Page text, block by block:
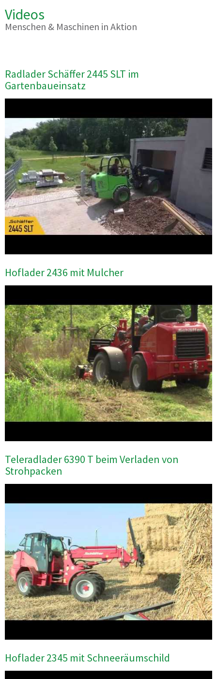
Videos
Menschen & Maschinen in Aktion
Radlader Schäffer 2445 SLT im
Gartenbaueinsatz
Hoflader 2436 mit Mulcher
Teleradlader 6390 T beim Verladen von
Strohpacken
Hoflader 2345 mit Schneeräumschild